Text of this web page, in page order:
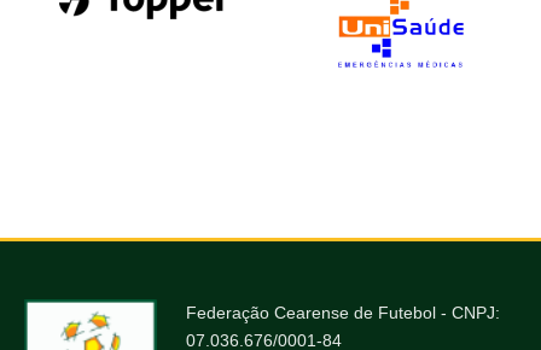
Federação Cearense de Futebol - CNPJ:
07.036.676/0001-84